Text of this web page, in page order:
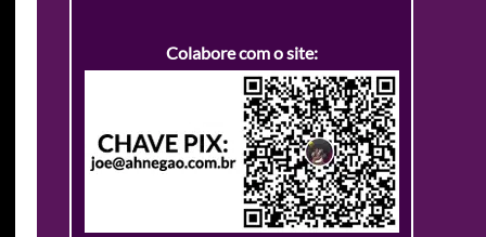
Colabore com o site: